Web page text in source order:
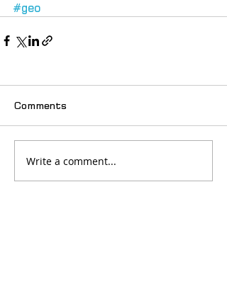
#geo
Comments
Write a comment...